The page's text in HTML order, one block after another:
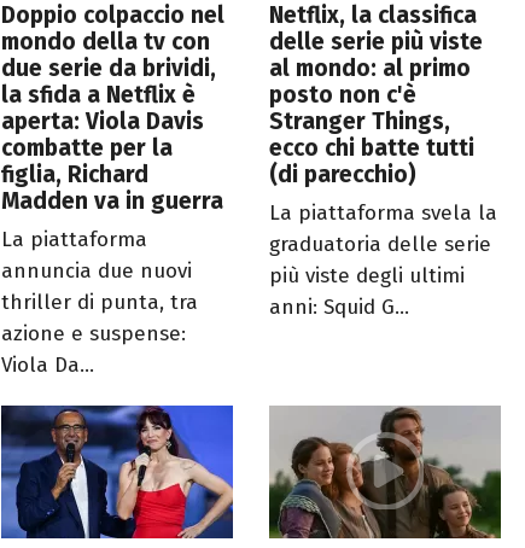
Doppio colpaccio nel
mondo della tv con
due serie da brividi,
la sfida a Netflix è
aperta: Viola Davis
combatte per la
figlia, Richard
Madden va in guerra
La piattaforma
annuncia due nuovi
thriller di punta, tra
azione e suspense:
Viola Da...
Netflix, la classifica
delle serie più viste
al mondo: al primo
posto non c'è
Stranger Things,
ecco chi batte tutti
(di parecchio)
La piattaforma svela la
graduatoria delle serie
più viste degli ultimi
anni: Squid G...